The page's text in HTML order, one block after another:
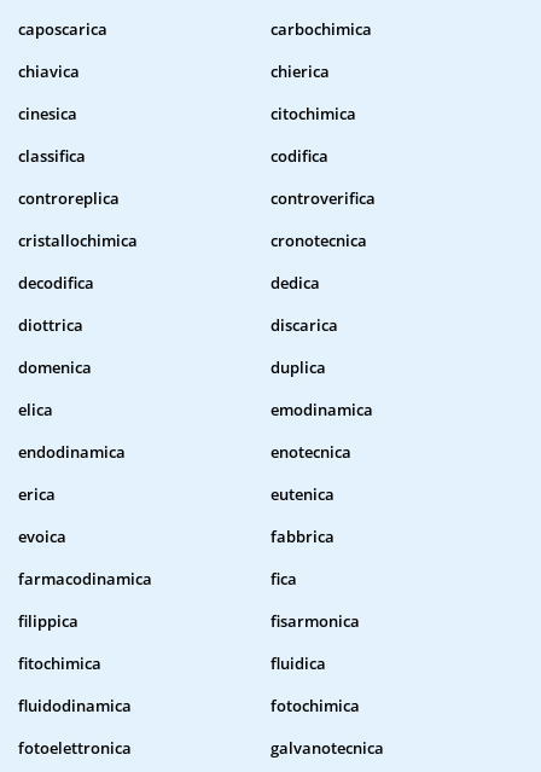
caposcarica
carbochimica
chiavica
chierica
cinesica
citochimica
classifica
codifica
controreplica
controverifica
cristallochimica
cronotecnica
decodifica
dedica
diottrica
discarica
domenica
duplica
elica
emodinamica
endodinamica
enotecnica
erica
eutenica
evoica
fabbrica
farmacodinamica
fica
filippica
fisarmonica
fitochimica
fluidica
fluidodinamica
fotochimica
fotoelettronica
galvanotecnica